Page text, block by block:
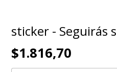
sticker - Seguirás
$1.816,70